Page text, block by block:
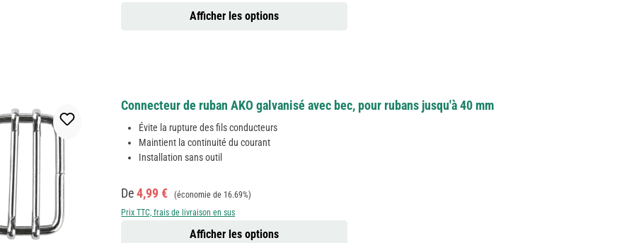
Afficher les options
Connecteur de ruban AKO galvanisé avec bec, pour rubans jusqu'à 40 mm
Évite la rupture des fils conducteurs
Maintient la continuité du courant
Installation sans outil
Prix de vente :
De4,99 € Prix régulier :
(économie de 16.69%)
Prix TTC, frais de livraison en sus
Afficher les options